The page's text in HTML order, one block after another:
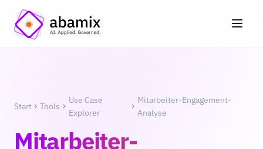
Start Tools
Use Case
Explorer
Mitarbeiter-Engagement-
Analyse
Mitarbeiter-